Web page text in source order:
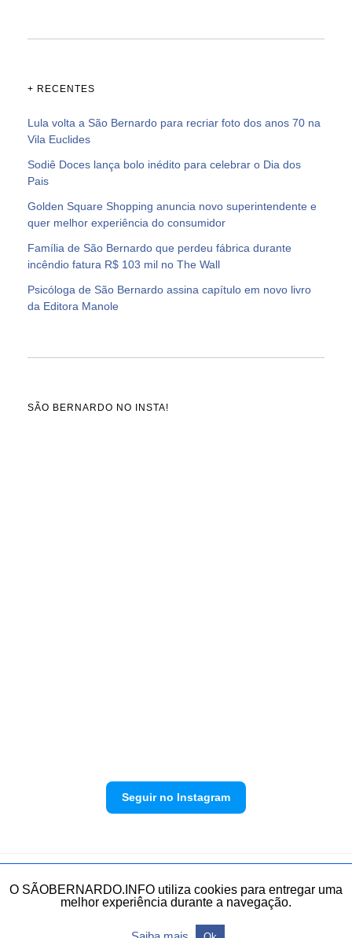
+ RECENTES
Lula volta a São Bernardo para recriar foto dos anos 70 na
Vila Euclides
Sodiê Doces lança bolo inédito para celebrar o Dia dos
Pais
Golden Square Shopping anuncia novo superintendente e
quer melhor experiência do consumidor
Família de São Bernardo que perdeu fábrica durante
incêndio fatura R$ 103 mil no The Wall
Psicóloga de São Bernardo assina capítulo em novo livro
da Editora Manole
SÃO BERNARDO NO INSTA!
Seguir no Instagram
Política de privacidade Envie sua denúncia
O SÃOBERNARDO.INFO utiliza cookies para entregar uma
melhor experiência durante a navegação.